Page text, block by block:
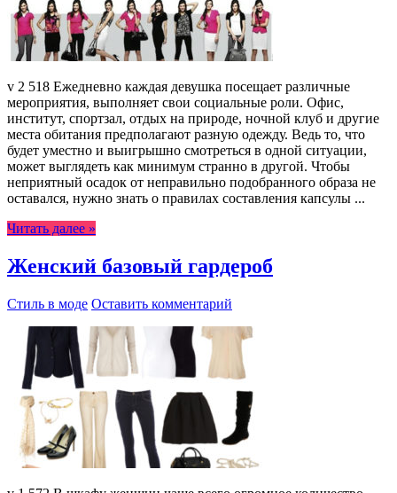
v 2 518 Ежедневно каждая девушка посещает различные
мероприятия, выполняет свои социальные роли. Офис,
институт, спортзал, отдых на природе, ночной клуб и другие
места обитания предполагают разную одежду. Ведь то, что
будет уместно и выигрышно смотреться в одной ситуации,
может выглядеть как минимум странно в другой. Чтобы
неприятный осадок от неправильно подобранного образа не
оставался, нужно знать о правилах составления капсулы ...
Читать далее »
Женский базовый гардероб
Стиль в моде Оставить комментарий